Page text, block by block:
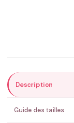
Description
Guide des tailles